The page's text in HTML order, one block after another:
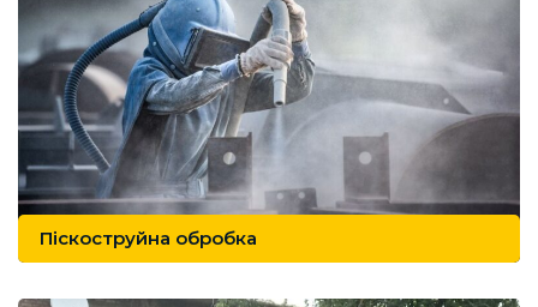
Піскоструйна обробка